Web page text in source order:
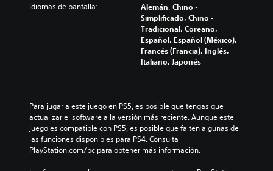
Idiomas de pantalla:
Alemán, Chino -
Simplificado, Chino -
Tradicional, Coreano,
Español, Español (México),
Francés (Francia), Inglés,
Italiano, Japonés
Para jugar a este juego en PS5, es posible que tengas que
actualizar el software a la versión más reciente. Aunque este
juego es compatible con PS5, es posible que falten algunas de
las funciones disponibles para PS4. Consulta
PlayStation.com/bc para obtener más información.